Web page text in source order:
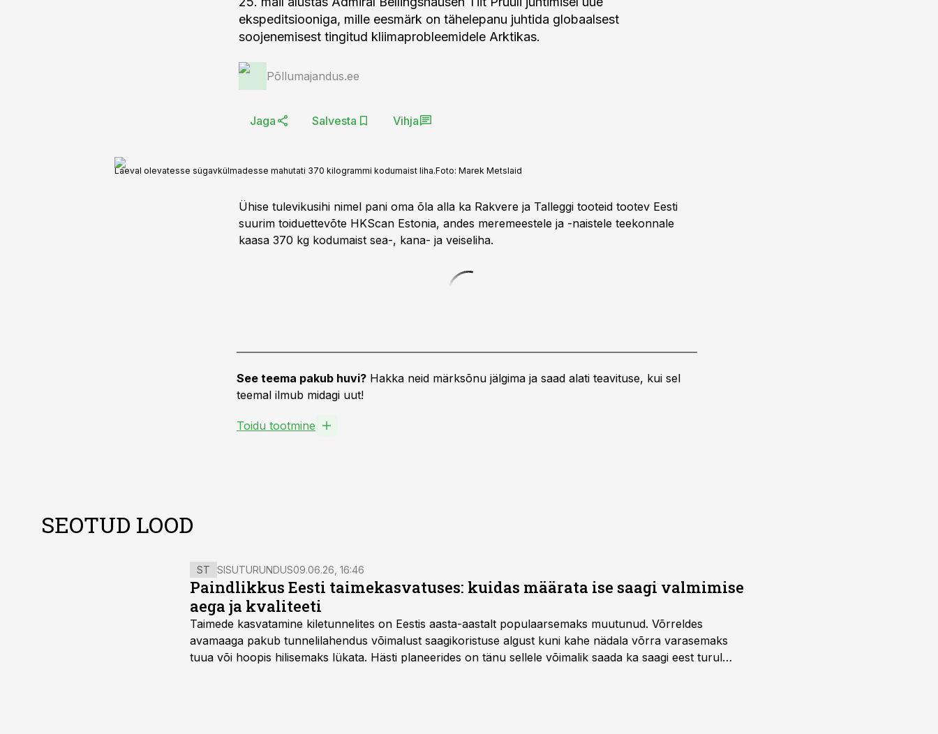
ekspeditsiooniga, mille eesmärk on tähelepanu juhtida globaalsest
soojenemisest tingitud kliimaprobleemidele Arktikas.
Põllumajandus.ee
Jaga Salvesta Vihja
Laeval olevatesse sügavkülmadesse mahutati 370 kilogrammi kodumaist liha.Foto: Marek Metslaid
Ühise tulevikusihi nimel pani oma õla alla ka Rakvere ja Talleggi tooteid tootev Eesti
suurim toiduettevõte HKScan Estonia, andes meremeestele ja -naistele teekonnale
kaasa 370 kg kodumaist sea-, kana- ja veiseliha.
See teema pakub huvi? Hakka neid märksõnu jälgima ja saad alati teavituse, kui sel
teemal ilmub midagi uut!
Toidu tootmine
SEOTUD LOOD
ST SISUTURUNDUS09.06.26, 16:46
Paindlikkus Eesti taimekasvatuses: kuidas määrata ise saagi valmimise
aega ja kvaliteeti
Taimede kasvatamine kiletunnelites on Eestis aasta-aastalt populaarsemaks muutunud. Võrreldes
avamaaga pakub tunnelilahendus võimalust saagikoristuse algust kuni kahe nädala võrra varasemaks
tuua või hoopis hilisemaks lükata. Hästi planeerides on tänu sellele võimalik saada ka saagi eest turul